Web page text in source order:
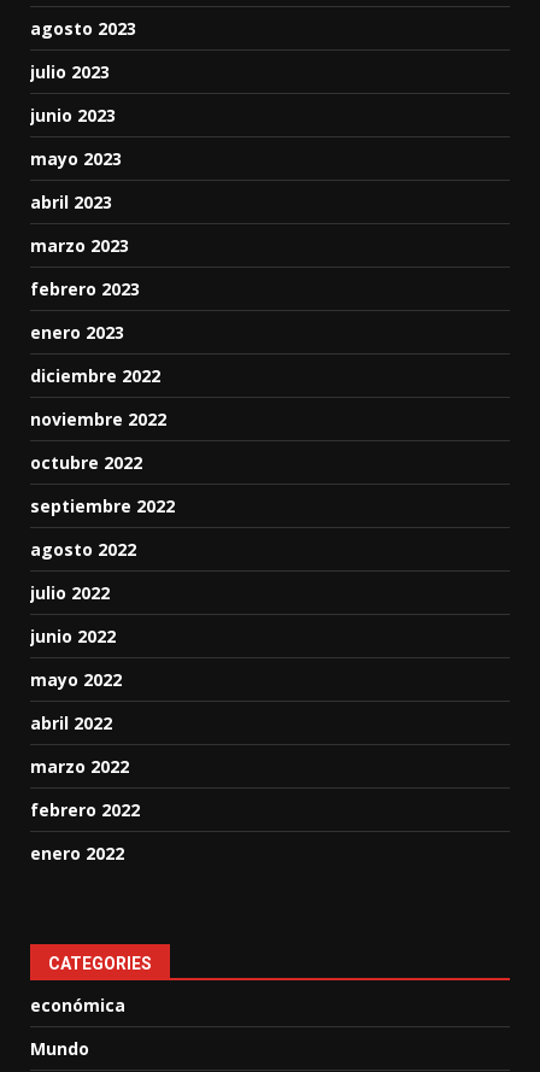
agosto 2023
julio 2023
junio 2023
mayo 2023
abril 2023
marzo 2023
febrero 2023
enero 2023
diciembre 2022
noviembre 2022
octubre 2022
septiembre 2022
agosto 2022
julio 2022
junio 2022
mayo 2022
abril 2022
marzo 2022
febrero 2022
enero 2022
CATEGORIES
económica
Mundo